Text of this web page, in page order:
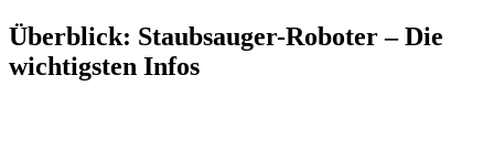
Überblick: Staubsauger-Roboter – Die
wichtigsten Infos